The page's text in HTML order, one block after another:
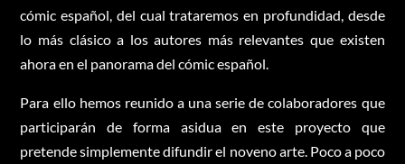
cómic español, del cual trataremos en profundidad, desde
lo más clásico a los autores más relevantes que existen
ahora en el panorama del cómic español.
Para ello hemos reunido a una serie de colaboradores que
participarán de forma asidua en este proyecto que
pretende simplemente difundir el noveno arte. Poco a poco